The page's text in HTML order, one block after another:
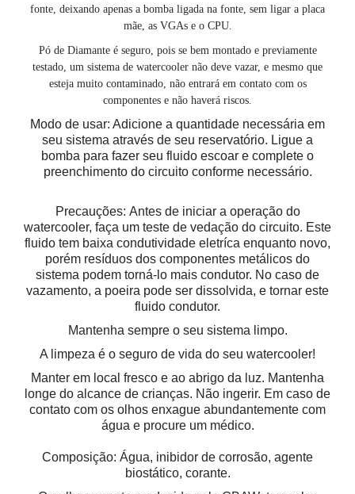
fonte, deixando apenas a bomba ligada na fonte, sem ligar a placa
mãe, as VGAs e o CPU.
Pó de Diamante é seguro, pois se bem montado e previamente
testado, um sistema de watercooler não deve vazar, e mesmo que
esteja muito contaminado, não entrará em contato com os
componentes e não haverá riscos.
Modo de usar: Adicione a quantidade necessária em
seu sistema através de seu reservatório. Ligue a
bomba para fazer seu fluido escoar e complete o
preenchimento do circuito conforme necessário.
Precauções: Antes de iniciar a operação do
watercooler, faça um teste de vedação do circuito. Este
fluido tem baixa condutividade eletríca enquanto novo,
porém resíduos dos componentes metálicos do
sistema podem torná-lo mais condutor. No caso de
vazamento, a poeira pode ser dissolvida, e tornar este
fluido condutor.
Mantenha sempre o seu sistema limpo.
A limpeza é o seguro de vida do seu watercooler!
Manter em local fresco e ao abrigo da luz. Mantenha
longe do alcance de crianças. Não ingerir. Em caso de
contato com os olhos enxague abundantemente com
água e procure um médico.
Composição: Água, inibidor de corrosão, agente
biostático, corante.